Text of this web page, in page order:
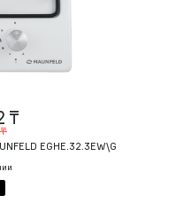
₸
EGHE.32.3EW\G